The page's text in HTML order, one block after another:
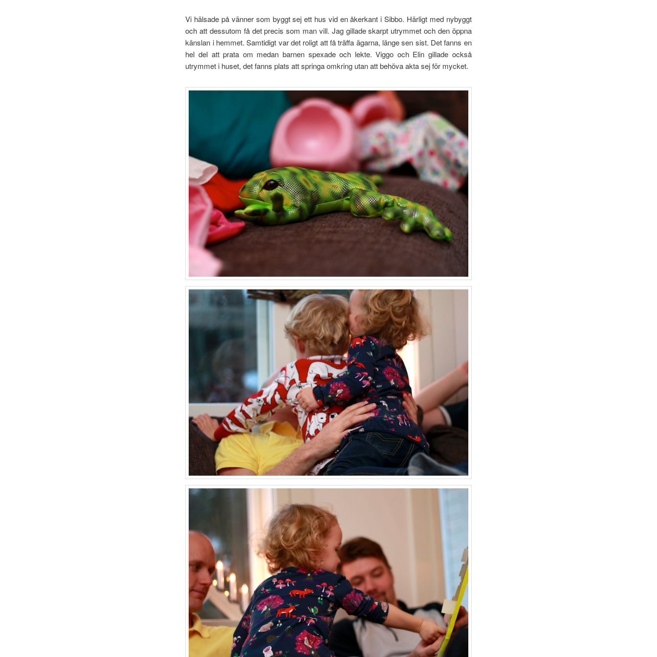
Vi hälsade på vänner som byggt sej ett hus vid en åkerkant i Sibbo. Härligt med nybyggt
och att dessutom få det precis som man vill. Jag gillade skarpt utrymmet och den öppna
känslan i hemmet. Samtidigt var det roligt att få träffa ägarna, länge sen sist. Det fanns en
hel del att prata om medan barnen spexade och lekte. Viggo och Elin gillade också
utrymmet i huset, det fanns plats att springa omkring utan att behöva akta sej för mycket.